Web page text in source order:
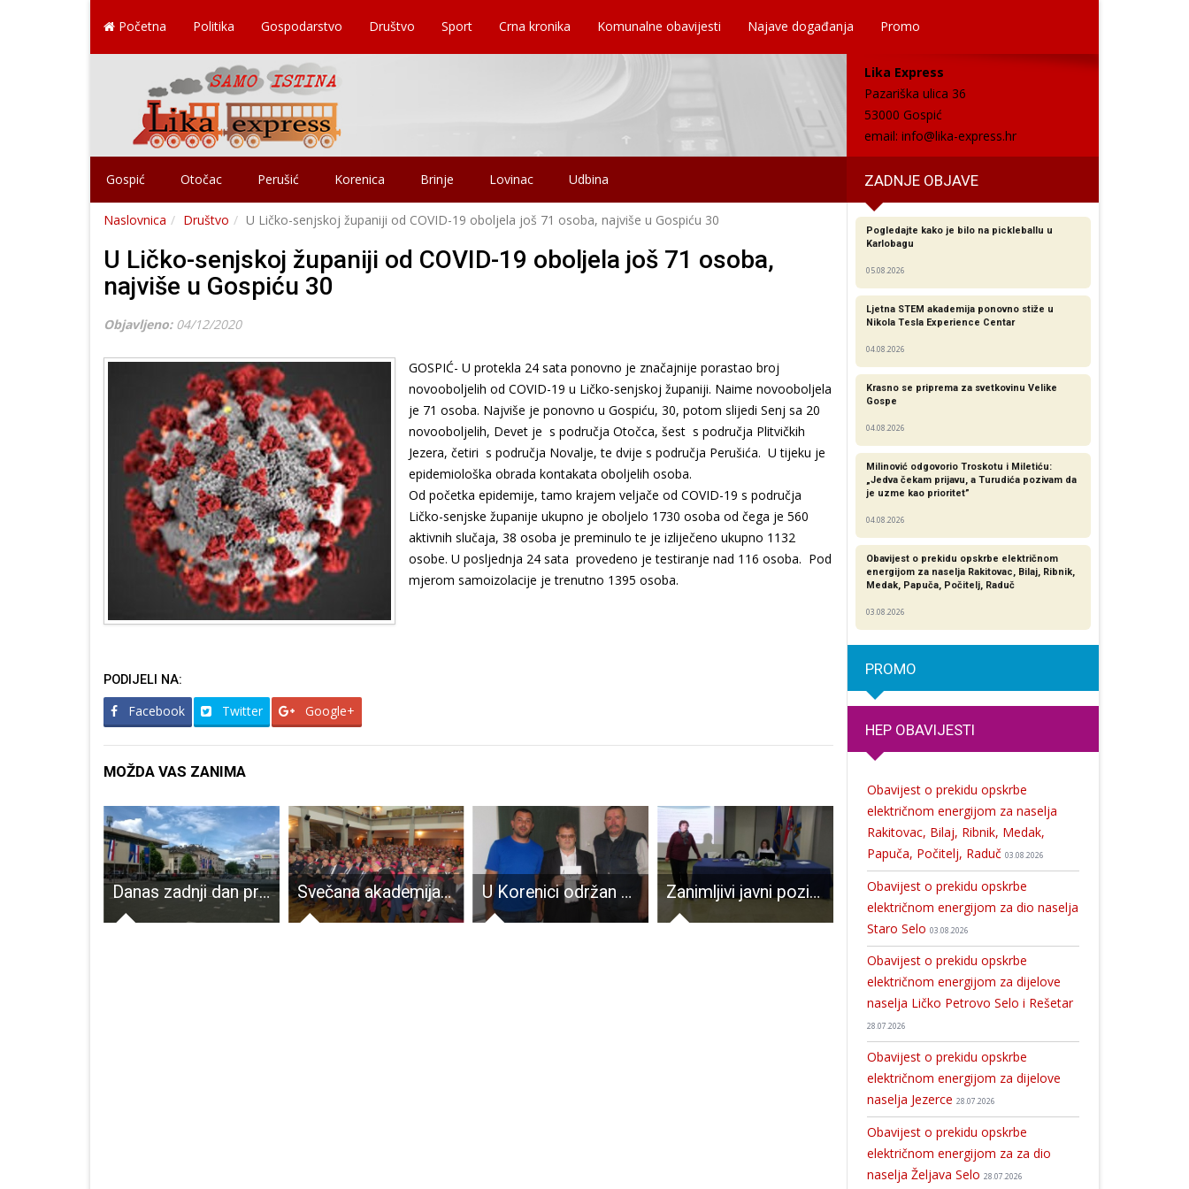
Početna Politika Gospodarstvo Društvo Sport Crna kronika Komunalne obavijesti Najave događanja Promo
Lika Express
Pazariška ulica 36
53000 Gospić
email: info@lika-express.hr
Gospić Otočac Perušić Korenica Brinje Lovinac Udbina ZADNJE OBJAVE
Naslovnica Društvo U Ličko-senjskoj županiji od COVID-19 oboljela još 71 osoba, najviše u Gospiću 30
U Ličko-senjskoj županiji od COVID-19 oboljela još 71 osoba,
najviše u Gospiću 30
Objavljeno: 04/12/2020
GOSPIĆ- U protekla 24 sata ponovno je značajnije porastao broj
novooboljelih od COVID-19 u Ličko-senjskoj županiji. Naime novooboljela
je 71 osoba. Najviše je ponovno u Gospiću, 30, potom slijedi Senj sa 20
novooboljelih, Devet je s područja Otočca, šest s područja Plitvičkih
Jezera, četiri s područja Novalje, te dvije s područja Perušića. U tijeku je
epidemiološka obrada kontakata oboljelih osoba.
Od početka epidemije, tamo krajem veljače od COVID-19 s područja
Ličko-senjske županije ukupno je oboljelo 1730 osoba od čega je 560
aktivnih slučaja, 38 osoba je preminulo te je izliječeno ukupno 1132
osobe. U posljednja 24 sata provedeno je testiranje nad 116 osoba. Pod
mjerom samoizolacije je trenutno 1395 osoba.
PODIJELI NA:
Facebook Twitter Google+
MOŽDA VAS ZANIMA
Danas zadnji dan predaje zahtjeva za legalizaciju zgrada Svečana akademija povodom 25.obljetnice operacije Medački džep U Korenici održan uspješan šahovski turnir Zanimljivi javni pozivi za obrazovanje i zapošljavanje hrvatskih branitelja Dobrodošli u Hrvatsku, zemlju u kojoj komunalni redari deložiraju ugostitelje i pregrađuju javne površine
Pogledajte kako je bilo na pickleballu u
Karlobagu
05.08.2026
Ljetna STEM akademija ponovno stiže u
Nikola Tesla Experience Centar
04.08.2026
Krasno se priprema za svetkovinu Velike
Gospe
04.08.2026
Milinović odgovorio Troskotu i Miletiću:
„Jedva čekam prijavu, a Turudića pozivam da
je uzme kao prioritet”
04.08.2026
Obavijest o prekidu opskrbe električnom
energijom za naselja Rakitovac, Bilaj, Ribnik,
Medak, Papuča, Počitelj, Raduč
03.08.2026
PROMO
HEP OBAVIJESTI
Obavijest o prekidu opskrbe
električnom energijom za naselja
Rakitovac, Bilaj, Ribnik, Medak,
Papuča, Počitelj, Raduč 03.08.2026
Obavijest o prekidu opskrbe
električnom energijom za dio naselja
Staro Selo 03.08.2026
Obavijest o prekidu opskrbe
električnom energijom za dijelove
naselja Ličko Petrovo Selo i Rešetar
28.07.2026
Obavijest o prekidu opskrbe
električnom energijom za dijelove
naselja Jezerce 28.07.2026
Obavijest o prekidu opskrbe
električnom energijom za za dio
naselja Željava Selo 28.07.2026